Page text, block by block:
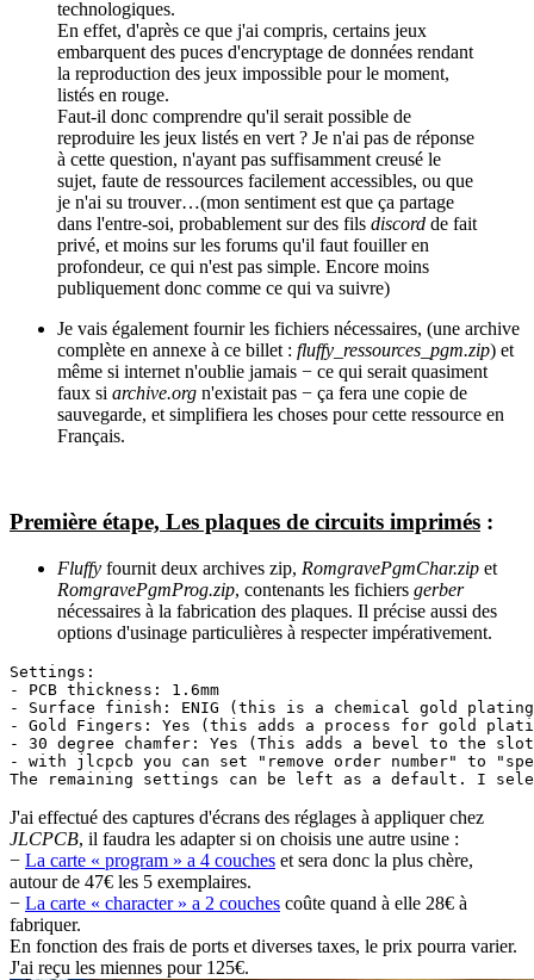
technologiques.
En effet, d'après ce que j'ai compris, certains jeux
embarquent des puces d'encryptage de données rendant
la reproduction des jeux impossible pour le moment,
listés en rouge.
Faut-il donc comprendre qu'il serait possible de
reproduire les jeux listés en vert ? Je n'ai pas de réponse
à cette question, n'ayant pas suffisamment creusé le
sujet, faute de ressources facilement accessibles, ou que
je n'ai su trouver…(mon sentiment est que ça partage
dans l'entre-soi, probablement sur des fils discord de fait
privé, et moins sur les forums qu'il faut fouiller en
profondeur, ce qui n'est pas simple. Encore moins
publiquement donc comme ce qui va suivre)
Je vais également fournir les fichiers nécessaires, (une archive
complète en annexe à ce billet : fluffy_ressources_pgm.zip) et
même si internet n'oublie jamais − ce qui serait quasiment
faux si archive.org n'existait pas − ça fera une copie de
sauvegarde, et simplifiera les choses pour cette ressource en
Français.
Première étape, Les plaques de circuits imprimés :
Fluffy fournit deux archives zip, RomgravePgmChar.zip et
RomgravePgmProg.zip, contenants les fichiers gerber
nécessaires à la fabrication des plaques. Il précise aussi des
options d'usinage particulières à respecter impérativement.
Settings:
- PCB thickness: 1.6mm
- Surface finish: ENIG (this is a chemical gold plating
- Gold Fingers: Yes (this adds a process for gold
- 30 degree chamfer: Yes (This adds a bevel to the
- with jlcpcb you can set "remove order number" to
J'ai effectué des captures d'écrans des réglages à appliquer chez
JLCPCB, il faudra les adapter si on choisis une autre usine :
− La carte « program » a 4 couches et sera donc la plus chère,
autour de 47€ les 5 exemplaires.
− La carte « character » a 2 couches coûte quand à elle 28€ à
fabriquer.
En fonction des frais de ports et diverses taxes, le prix pourra varier.
J'ai reçu les miennes pour 125€.